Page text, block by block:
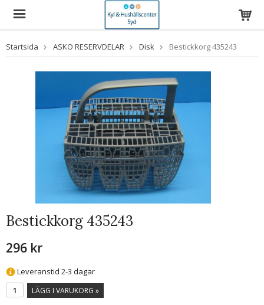
Startsida ASKO RESERVDELAR Disk Bestickkorg 435243
Bestickkorg 435243
296 kr
Leveranstid 2-3 dagar
LÄGG I VARUKORG »